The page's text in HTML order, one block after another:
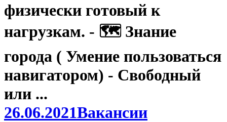
физически готовый к
нагрузкам. - 🗺️ Знание
города ( Умение пользоваться
навигатором) - Свободный
или ...
26.06.2021Вакансии